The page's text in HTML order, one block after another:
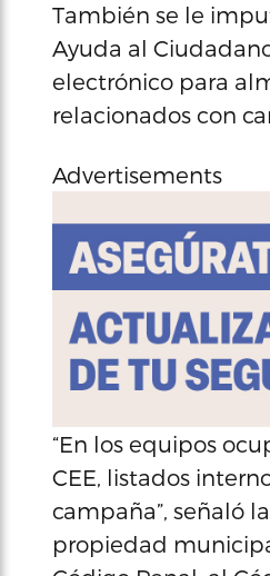
También se le
Ayuda al
electrónico para
relacionados con
Advertisements
“En los equipos
CEE, listados
campaña”, señaló
propiedad